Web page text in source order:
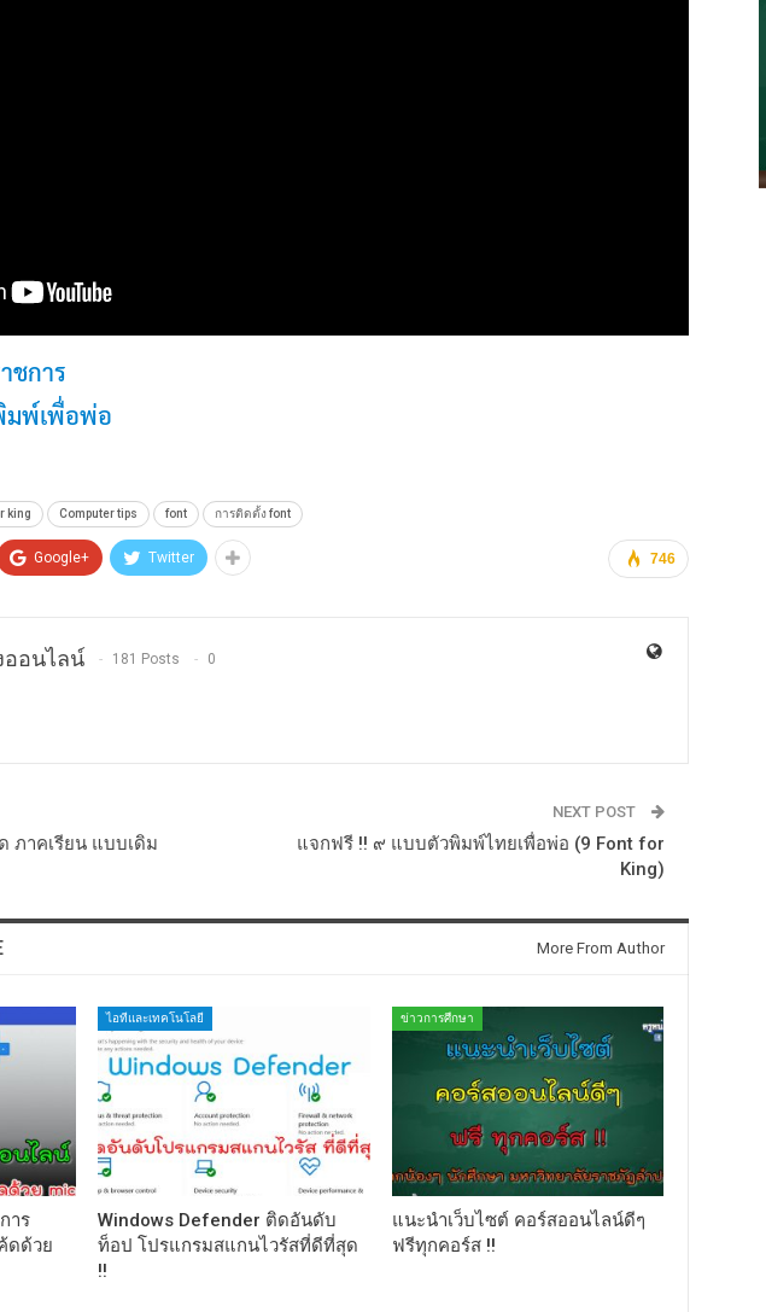
ชการ
พ์เพื่อพ่อ
king Computer tips font การติดตั้ง font
746
Google+ Twitter
อนไลน์ 181 Posts
0
ภาคเรียน แบบเดิม
NEXT POST
แจกฟรี !! ๙ แบบตัวพิมพ์ไทยเพื่อพ่อ (9 Font for
King)
More From Author
าร
ดด้วย
ไอทีและเทคโนโลยี
Windows Defender ติดอันดับ
ท็อป โปรแกรมสแกนไวรัสที่ดีที่สุด
!!
ข่าวการศึกษา
แนะนำเว็บไซต์ คอร์สออนไลน์ดีๆ
ฟรีทุกคอร์ส !!